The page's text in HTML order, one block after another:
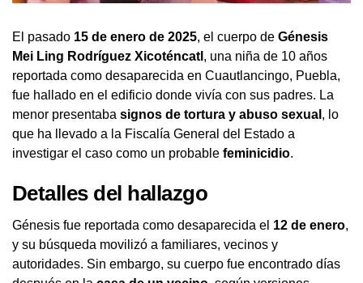
El pasado 15 de enero de 2025, el cuerpo de Génesis
Mei Ling Rodríguez Xicoténcatl , una niña de 10 años
reportada como desaparecida en Cuautlancingo, Puebla,
fue hallado en el edificio donde vivía con sus padres. La
menor presentaba signos de tortura y abuso sexual , lo
que ha llevado a la Fiscalía General del Estado a
investigar el caso como un probable feminicidio.
Detalles del hallazgo
Génesis fue reportada como desaparecida el 12 de enero,
y su búsqueda movilizó a familiares, vecinos y
autoridades. Sin embargo, su cuerpo fue encontrado días